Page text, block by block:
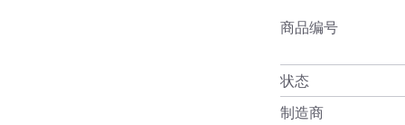
商品编号
状态
制造商